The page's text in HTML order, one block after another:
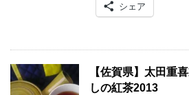
シェア
【佐賀県】太田重
しの紅茶2013